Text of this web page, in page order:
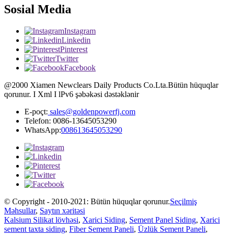
Sosial Media
Instagram
Linkedin
Pinterest
Twitter
Facebook
@2000 Xiamen Newclears Daily Products Co.Lta.Bütün hüquqlar
qorunur. I Xml I lPv6 şəbəkəsi dəstəklənir
E-poçt: sales@goldenpowerfj.com
Telefon: 0086-13645053290
WhatsApp:008613645053290
© Copyright - 2010-2021: Bütün hüquqlar qorunur.Seçilmiş
Məhsullar, Saytın xəritəsi
Kalsium Silikat lövhəsi, Xarici Siding, Sement Panel Siding, Xarici
sement taxta siding, Fiber Sement Paneli, Üzlük Sement Paneli,